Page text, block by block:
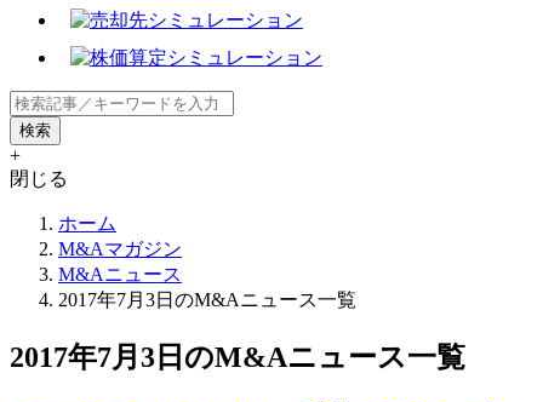
+
閉じる
ホーム
M&Aマガジン
M&Aニュース
2017年7月3日のM&Aニュース一覧
2017年7月3日のM&Aニュース一覧